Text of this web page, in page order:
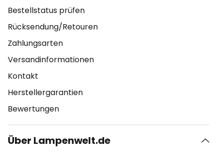
Bestellstatus prüfen
Rücksendung/Retouren
Zahlungsarten
Versandinformationen
Kontakt
Herstellergarantien
Bewertungen
Über Lampenwelt.de